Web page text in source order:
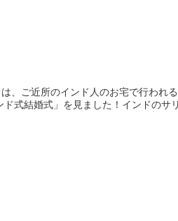
、ご近所のインド人のお宅で行われ
式結婚式」を見ました！インドのサ